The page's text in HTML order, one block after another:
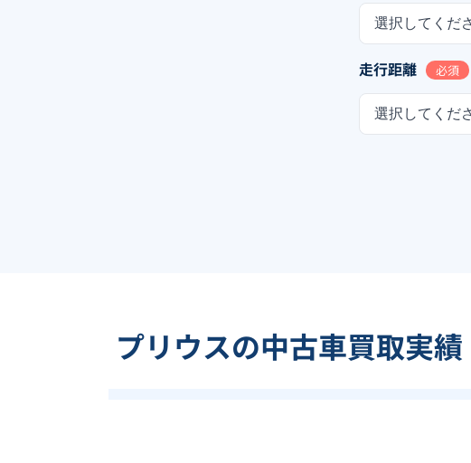
選択してくだ
走行距離 必須
選択してくだ
プリウスの中古車買取実